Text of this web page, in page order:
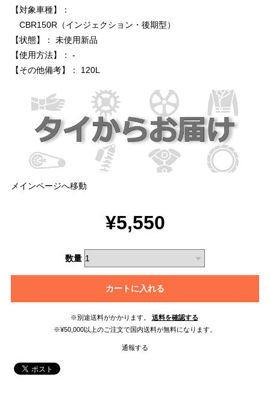
【対象車種】：
CBR150R（インジェクション・後期型）
【状態】： 未使用新品
【使用方法】： -
【その他備考】： 120L
メインページへ移動
¥5,550
数量
カートに入れる
※別途送料がかかります。
送料を確認する
※¥50,000以上のご注文で国内送料が無料になります。
通報する